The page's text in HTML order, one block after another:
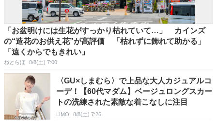
「お盆明けには生花がすっかり枯れていて…」 カインズ
の“造花のお供え花”が高評価 「枯れずに飾れて助かる」
「遠くからでもきれい」
ねとらぼ 8/8(土) 7:00
〈GU×しまむら〉で上品な大人カジュアルコ
ーデ！【60代マダム】ベージュロングスカー
トの洗練された素敵な着こなしに注目
LIMO 8/8(土) 7:26